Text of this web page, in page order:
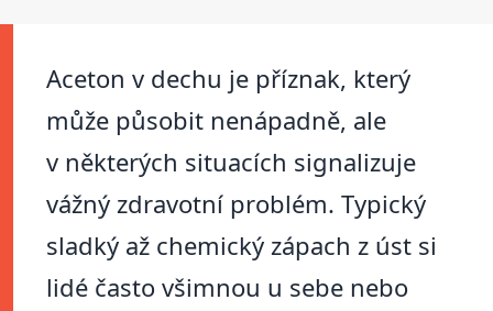
Aceton v dechu je příznak, který
může působit nenápadně, ale
v některých situacích signalizuje
vážný zdravotní problém. Typický
sladký až chemický zápach z úst si
lidé často všimnou u sebe nebo